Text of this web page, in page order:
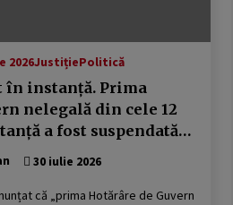
Povestea unui eșec anunțat
2026
austerităţii. Guvernul taie
urmează concedieri masive,
pe post şi indicatori de
Apare „lista ruşinii” şi se
2026JustițiePolitică
în instanță. Prima
nelegală din cele 12
a fost suspendată
30 iulie 2026
că „prima Hotărâre de Guvern